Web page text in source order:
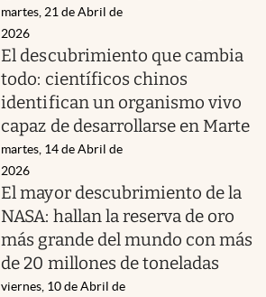
martes, 21 de Abril de
2026
El descubrimiento que cambia
todo: científicos chinos
identifican un organismo vivo
capaz de desarrollarse en Marte
martes, 14 de Abril de
2026
El mayor descubrimiento de la
NASA: hallan la reserva de oro
más grande del mundo con más
de 20 millones de toneladas
viernes, 10 de Abril de